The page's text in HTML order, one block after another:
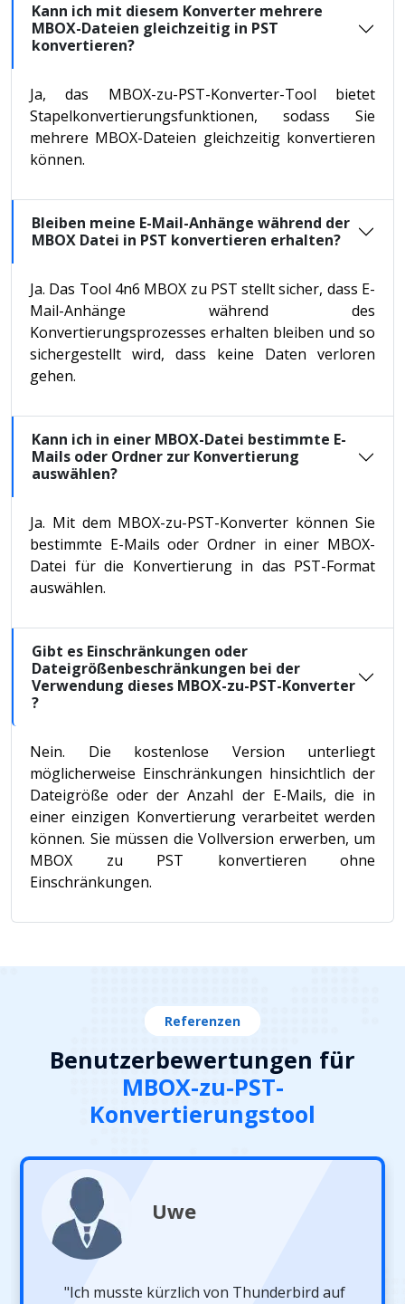
Kann ich mit diesem Konverter mehrere
MBOX-Dateien gleichzeitig in PST
konvertieren?
Ja, das MBOX-zu-PST-Konverter-Tool bietet
Stapelkonvertierungsfunktionen, sodass Sie
mehrere MBOX-Dateien gleichzeitig konvertieren
können.
Bleiben meine E-Mail-Anhänge während der
MBOX Datei in PST konvertieren erhalten?
Ja. Das Tool 4n6 MBOX zu PST stellt sicher, dass E-
Mail-Anhänge während des
Konvertierungsprozesses erhalten bleiben und so
sichergestellt wird, dass keine Daten verloren
gehen.
Kann ich in einer MBOX-Datei bestimmte E-
Mails oder Ordner zur Konvertierung
auswählen?
Ja. Mit dem MBOX-zu-PST-Konverter können Sie
bestimmte E-Mails oder Ordner in einer MBOX-
Datei für die Konvertierung in das PST-Format
auswählen.
Gibt es Einschränkungen oder
Dateigrößenbeschränkungen bei der
Verwendung dieses MBOX-zu-PST-Konverter
?
Nein. Die kostenlose Version unterliegt
möglicherweise Einschränkungen hinsichtlich der
Dateigröße oder der Anzahl der E-Mails, die in
einer einzigen Konvertierung verarbeitet werden
können. Sie müssen die Vollversion erwerben, um
MBOX zu PST konvertieren ohne
Einschränkungen.
Referenzen
Benutzerbewertungen für
MBOX-zu-PST-
Konvertierungstool
Uwe
"Ich musste kürzlich von Thunderbird auf